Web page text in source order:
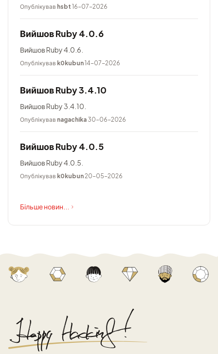
Опублікував hsbt 16-07-2026
Вийшов Ruby 4.0.6
Вийшов Ruby 4.0.6.
Опублікував k0kubun14-07-2026
Вийшов Ruby 3.4.10
Вийшов Ruby 3.4.10.
Опублікував nagachika 30-06-2026
Вийшов Ruby 4.0.5
Вийшов Ruby 4.0.5.
Опублікував k0kubun20-05-2026
Більше новин...